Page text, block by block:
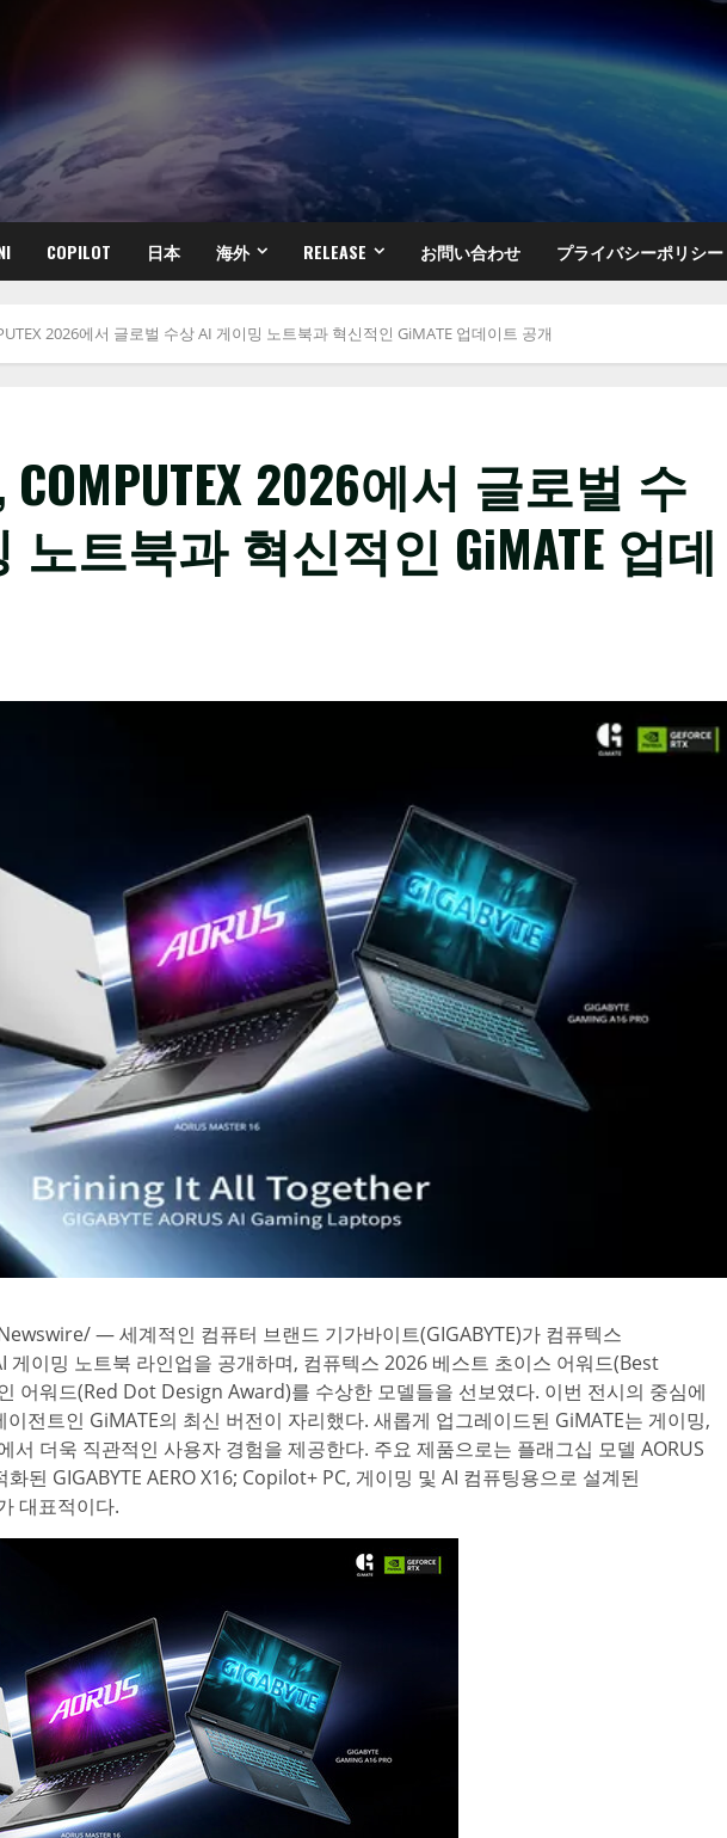
COPILOT 日本 海外 RELEASE お問い合わせ プライバシーポリシー
2026에서 글로벌 수상 AI 게이밍 노트북과 혁신적인 GiMATE 업데이트 공개
2026에서 글로벌 수
트북과 혁신적인 GiMATE 업데
— 세계적인 컴퓨터 브랜드 기가바이트(GIGABYTE)가 컴퓨텍스
게이밍 노트북 라인업을 공개하며, 컴퓨텍스 2026 베스트 초이스 어워드(Best
어워드(Red Dot Design Award)를 수상한 모델들을 선보였다. 이번 전시의 중심에
전트인 GiMATE의 최신 버전이 자리했다. 새롭게 업그레이드된 GiMATE는 게이밍,
서 더욱 직관적인 사용자 경험을 제공한다. 주요 제품으로는 플래그십 모델 AORUS
된 GIGABYTE AERO X16; Copilot+ PC, 게이밍 및 AI 컴퓨팅용으로 설계된
대표적이다.